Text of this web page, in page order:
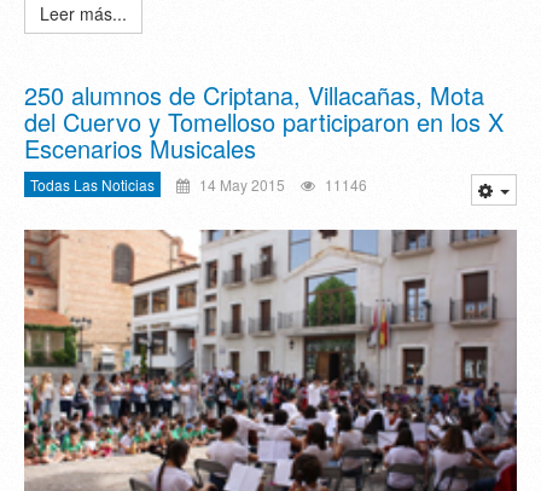
Leer más...
250 alumnos de Criptana, Villacañas, Mota
del Cuervo y Tomelloso participaron en los X
Escenarios Musicales
Todas Las Noticias 14 May 2015 11146